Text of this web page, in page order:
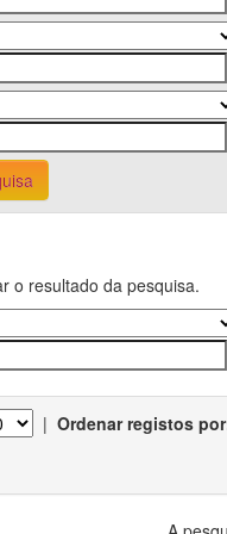
o resultado da pesquisa.
| Ordenar registos